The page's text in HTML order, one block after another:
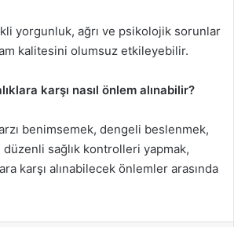
yorgunluk, ağrı ve psikolojik sorunlar
kalitesini olumsuz etkileyebilir.
karşı nasıl önlem alınabilir?
benimsemek, dengeli beslenmek,
sağlık kontrolleri yapmak,
karşı alınabilecek önlemler arasında